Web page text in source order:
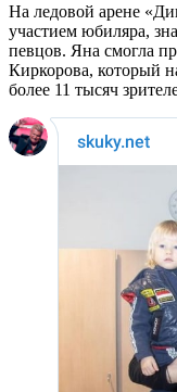
На ледовой арене
участием юбиляра,
певцов. Яна смогла
Киркорова, который
более 11 тысяч